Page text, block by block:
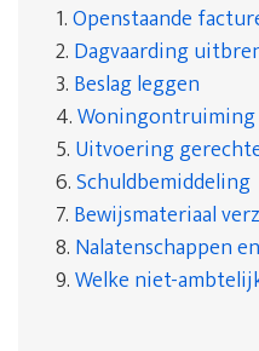
1.Openstaande
2. Dagvaarding
3. Beslag leggen
4.Woningontruiming
5. Uitvoering
6.Schuldbemiddeling
7. Bewijsmateriaal
8. Nalatenschappen
9.Welke niet-